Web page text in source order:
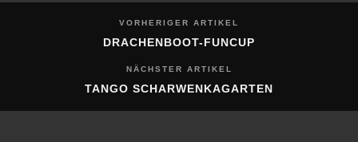
VORHERIGER ARTIKEL
DRACHENBOOT-FUNCUP
NÄCHSTER ARTIKEL
TANGO SCHARWENKAGARTEN